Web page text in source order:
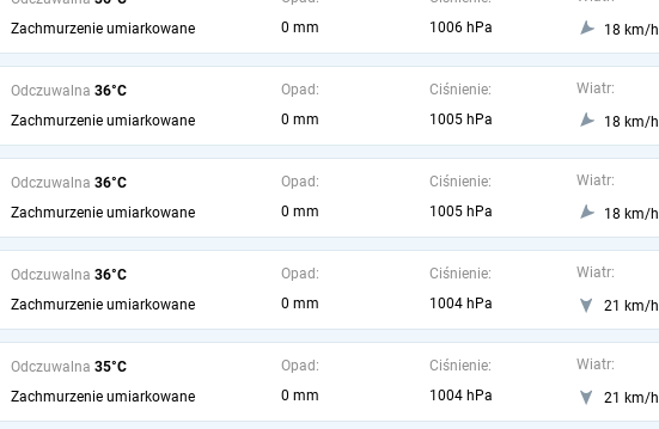
Zachmurzenie umiarkowane
0 mm
1006 hPa
18 km/h
Odczuwalna 36°C
Zachmurzenie umiarkowane
Opad:
0 mm
Ciśnienie:
1005 hPa
Wiatr:
18 km/h
Odczuwalna 36°C
Zachmurzenie umiarkowane
Opad:
0 mm
Ciśnienie:
1005 hPa
Wiatr:
18 km/h
Odczuwalna 36°C
Zachmurzenie umiarkowane
Opad:
0 mm
Ciśnienie:
1004 hPa
Wiatr:
21 km/h
Odczuwalna 35°C
Zachmurzenie umiarkowane
Opad:
0 mm
Ciśnienie:
1004 hPa
Wiatr:
21 km/h